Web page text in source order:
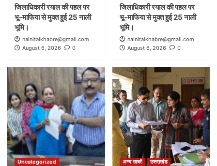
जिलाधिकारी रयाल की पहल पर
भू-माफिया से मुक्त हुई 25 नाली
भूमि।
nainitalkhabre@gmail.com
August 6, 2026
0
जिलाधिकारी रयाल की पहल पर
भू-माफिया से मुक्त हुई 25 नाली
भूमि।
nainitalkhabre@gmail.com
August 6, 2026
0
Uncategorized अन्य खबरें उत्तराखंड